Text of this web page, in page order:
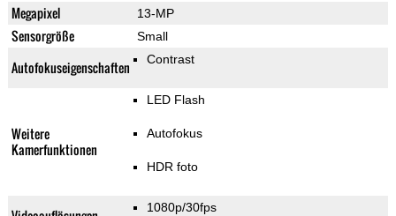
Megapixel 13-MP
Sensorgröße Small
Autofokuseigenschaften Contrast
Weitere
Kamerfunktionen
LED Flash
Autofokus
HDR foto
1080p/30fps